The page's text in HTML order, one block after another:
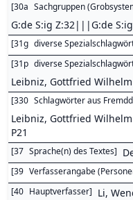
[30a Sachgruppen
G:de S:ig Z:32|||G:de
[31g diverse
[31p diverse
Leibniz, Gottfried
[330 Schlagwörter aus
Leibniz, Gottfried
P21
[37 Sprache(n) des Textes]
[39 Verfasserangabe
[40 Hauptverfasser] Li,